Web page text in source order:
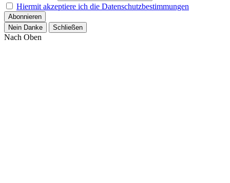
Hiermit akzeptiere ich die Datenschutzbestimmungen
Nein Danke Schließen
Nach Oben